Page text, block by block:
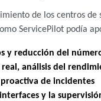
de los centros
ServicePilot podía
y reducción del
análisis del
de incidentes
y la